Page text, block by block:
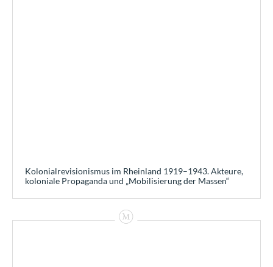
Kolonialrevisionismus im Rheinland 1919–1943. Akteure,
koloniale Propaganda und „Mobilisierung der Massen“